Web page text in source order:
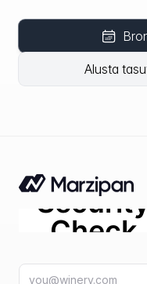
Alusta
E-posti aadress